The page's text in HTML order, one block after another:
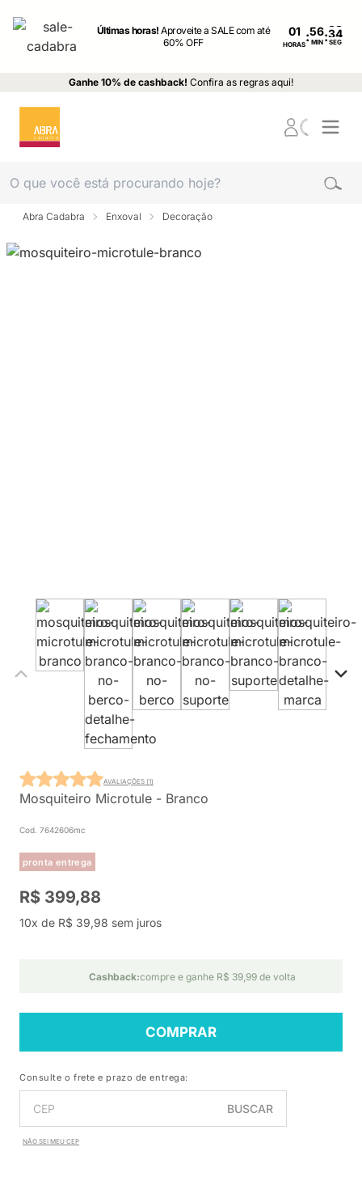
Últimas horas!Aproveite a SALE com até
60% OFF
01
HORAS: MIN : SEG
Ganhe 10% de cashback! Confira as regras aqui!
Abra Cadabra Enxoval Decoração
Mosquiteiro Microtule - Branco
Cod. 7642606mc
pronta entrega
AVALIAÇÕES (1)
R$ 399,88
10x de R$ 39,98 sem juros
Cashback:compre e ganhe R$ 39,99 de volta
COMPRAR
Consulte o frete e prazo de entrega:
BUSCAR
NÃO SEI MEU CEP